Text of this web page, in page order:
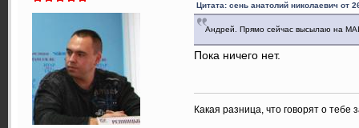
Цитата: сень анатолий николаевич от
Андрей. Прямо сейчас высылаю на
Пока ничего нет.
Какая разница, что говорят о